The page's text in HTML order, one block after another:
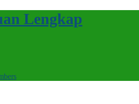
Lengkap